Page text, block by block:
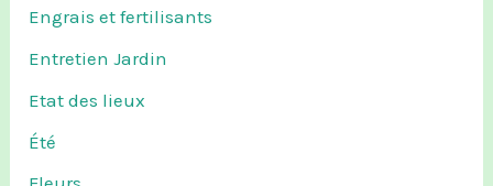
Engrais et fertilisants
Entretien Jardin
Etat des lieux
Été